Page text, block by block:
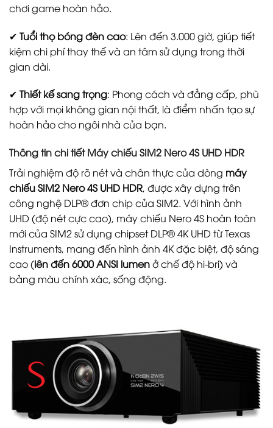
chơi game hoàn hảo.
✔ Tuổi thọ bóng đèn cao: Lên đến 3.000 giờ, giúp tiết
kiệm chi phí thay thế và an tâm sử dụng trong thời
gian dài.
✔ Thiết kế sang trọng: Phong cách và đẳng cấp, phù
hợp với mọi không gian nội thất, là điểm nhấn tạo sự
hoàn hảo cho ngôi nhà của bạn.
Thông tin chi tiết Máy chiếu SIM2 Nero 4S UHD HDR
Trải nghiệm độ rõ nét và chân thực của dòng máy
chiếu SIM2 Nero 4S UHD HDR, được xây dựng trên
công nghệ DLP® đơn chip của SIM2. Với hình ảnh
UHD (độ nét cực cao), máy chiếu Nero 4S hoàn toàn
mới của SIM2 sử dụng chipset DLP® 4K UHD từ Texas
Instruments, mang đến hình ảnh 4K đặc biệt, độ sáng
cao (lên đến 6000 ANSI lumenở chế độ hi-bri) và
bảng màu chính xác, sống động.